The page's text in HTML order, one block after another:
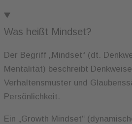
Was heißt Mindset?
Der Begriff „Mindset“ (dt.
Mentalität) beschreibt
Verhaltensmuster und
Persönlichkeit.
Ein „Growth Mindset“